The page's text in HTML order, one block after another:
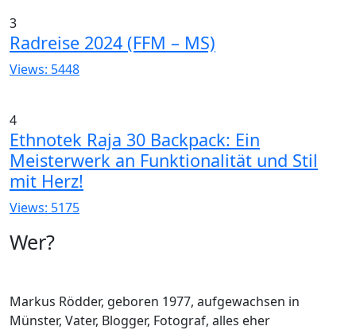
3
Radreise 2024 (FFM – MS)
Views: 5448
4
Ethnotek Raja 30 Backpack: Ein
Meisterwerk an Funktionalität und Stil
mit Herz!
Views: 5175
Wer?
Markus Rödder, geboren 1977, aufgewachsen in
Münster, Vater, Blogger, Fotograf, alles eher